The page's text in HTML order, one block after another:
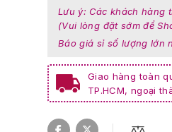
Lưu ý: Các khách hàng
(Vui lòng đặt sớm để
Báo giá sỉ số lượng lớn
Giao hàng toàn
TP.HCM, ngoại